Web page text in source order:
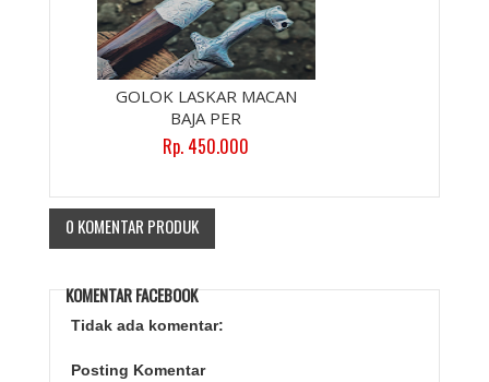
GOLOK LASKAR MACAN
BAJA PER
Rp. 450.000
0 KOMENTAR PRODUK
KOMENTAR FACEBOOK
Tidak ada komentar:
Posting Komentar